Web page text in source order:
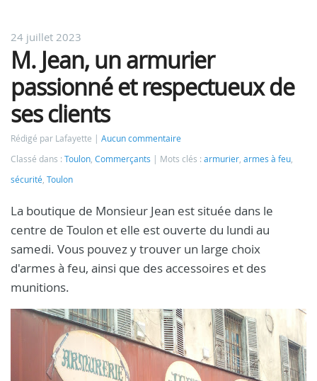
24 juillet 2023
M. Jean, un armurier
passionné et respectueux de
ses clients
Rédigé par Lafayette
Aucun commentaire
Classé dans : Toulon, Commerçants Mots clés : armurier, armes à feu,
sécurité, Toulon
La boutique de Monsieur Jean est située dans le
centre de Toulon et elle est ouverte du lundi au
samedi. Vous pouvez y trouver un large choix
d'armes à feu, ainsi que des accessoires et des
munitions.